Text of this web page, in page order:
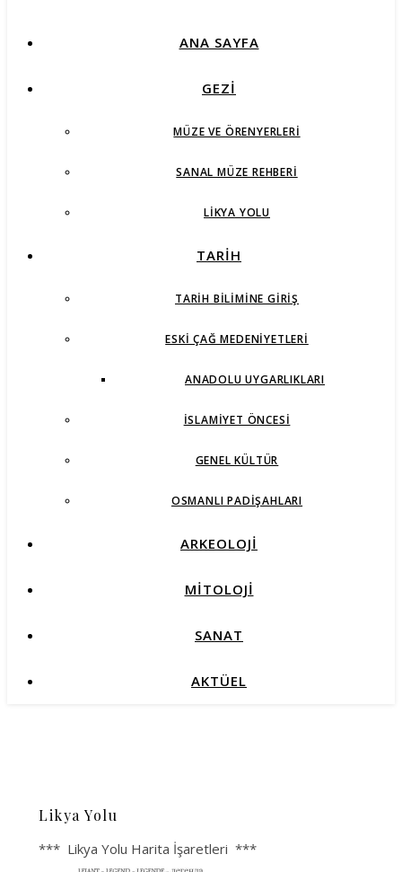
ANA SAYFA
GEZİ
MÜZE VE ÖRENYERLERI
SANAL MÜZE REHBERI
LIKYA YOLU
TARİH
TARIH BILIMINE GIRIŞ
ESKI ÇAĞ MEDENIYETLERI
ANADOLU UYGARLIKLARI
İSLAMIYET ÖNCESI
GENEL KÜLTÜR
OSMANLI PADIŞAHLARI
ARKEOLOJİ
MİTOLOJİ
SANAT
AKTÜEL
Likya Yolu
*** Likya Yolu Harita İşaretleri ***